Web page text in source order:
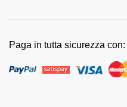
Paga in tutta sicurezza con: